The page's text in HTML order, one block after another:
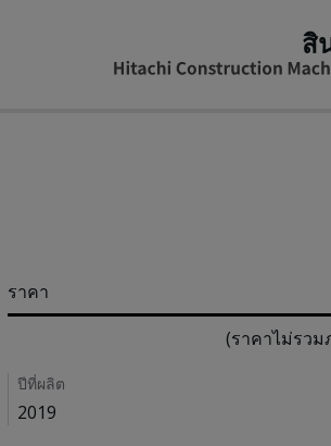
สิ
ราคา
(ราคาไม่รว
Details
ปีที่ผลิต
2019